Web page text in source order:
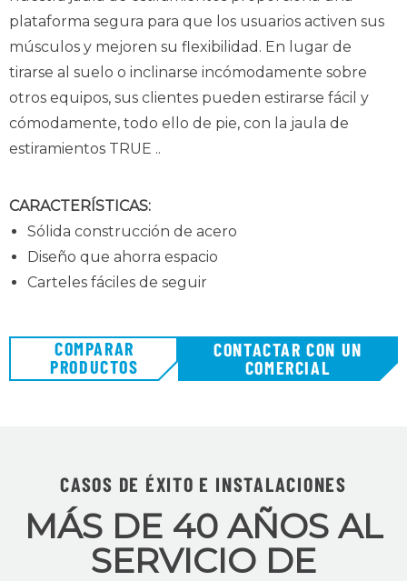
plataforma segura para que los usuarios activen sus
músculos y mejoren su flexibilidad. En lugar de
tirarse al suelo o inclinarse incómodamente sobre
otros equipos, sus clientes pueden estirarse fácil y
cómodamente, todo ello de pie, con la jaula de
estiramientos TRUE ..
CARACTERÍSTICAS:
Sólida construcción de acero
Diseño que ahorra espacio
Carteles fáciles de seguir
COMPARAR
PRODUCTOS
CONTACTAR CON UN
COMERCIAL
CASOS DE ÉXITO E INSTALACIONES
MÁS DE 40 AÑOS AL
SERVICIO DE